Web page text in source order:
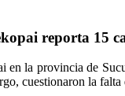
reporta 15
en la provincia de
cuestionaron la